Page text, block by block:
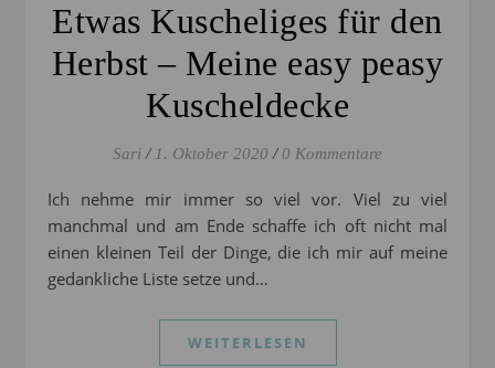
Etwas Kuscheliges für den
Herbst – Meine easy peasy
Kuscheldecke
Sari / 1. Oktober 2020 / 0 Kommentare
Ich nehme mir immer so viel vor. Viel zu viel
manchmal und am Ende schaffe ich oft nicht mal
einen kleinen Teil der Dinge, die ich mir auf meine
gedankliche Liste setze und…
WEITERLESEN